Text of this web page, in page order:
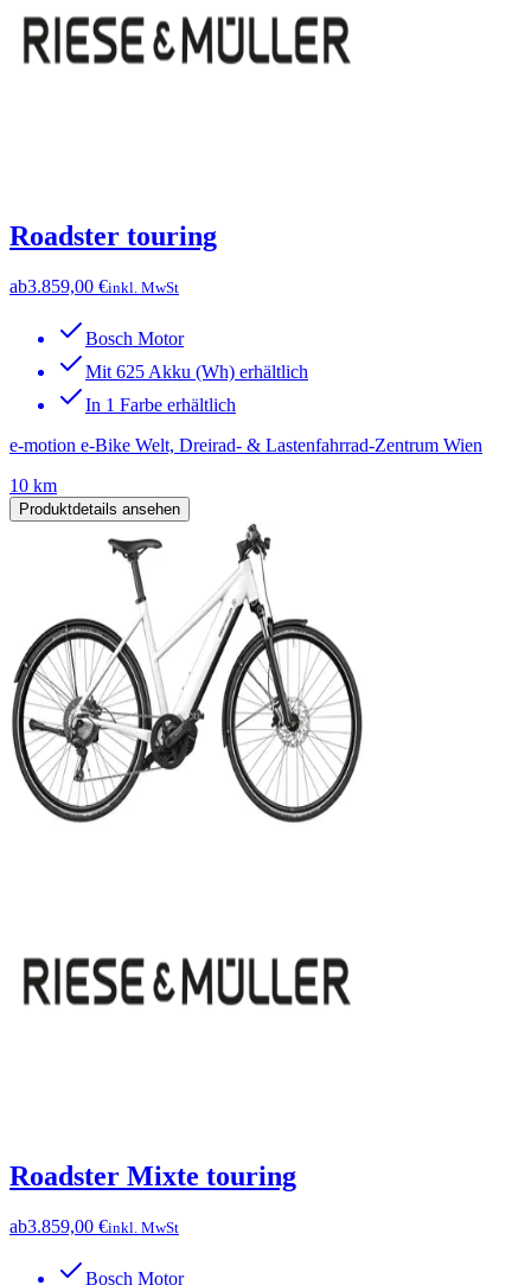
Roadster touring
ab3.859,00 €inkl. MwSt
Bosch Motor
Mit 625 Akku (Wh) erhältlich
In 1 Farbe erhältlich
e-motion e-Bike Welt, Dreirad- & Lastenfahrrad-Zentrum Wien
10 km
Produktdetails ansehen
Roadster Mixte touring
ab3.859,00 €inkl. MwSt
Bosch Motor